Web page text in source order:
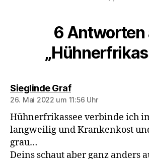
6 Antworten
Sieglinde Grafsagt:
26. Mai 2022 um 11:56 Uhr
Hühnerfrikassee verbinde ich
langweilig und Krankenkost
grau…
Deins schaut aber ganz anders